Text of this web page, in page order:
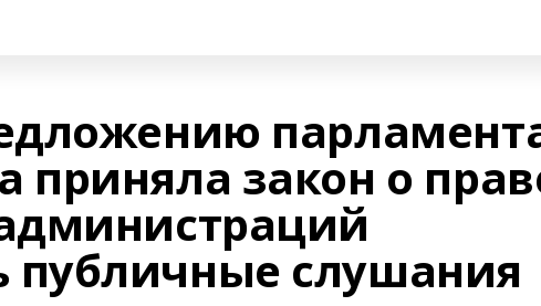
приняла закон о
публичные слушания